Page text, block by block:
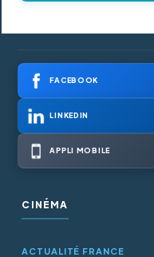
FACEBOOK
LINKEDIN
APPLI MOBILE
CINÉMA
ACTUALITÉ FRANCE